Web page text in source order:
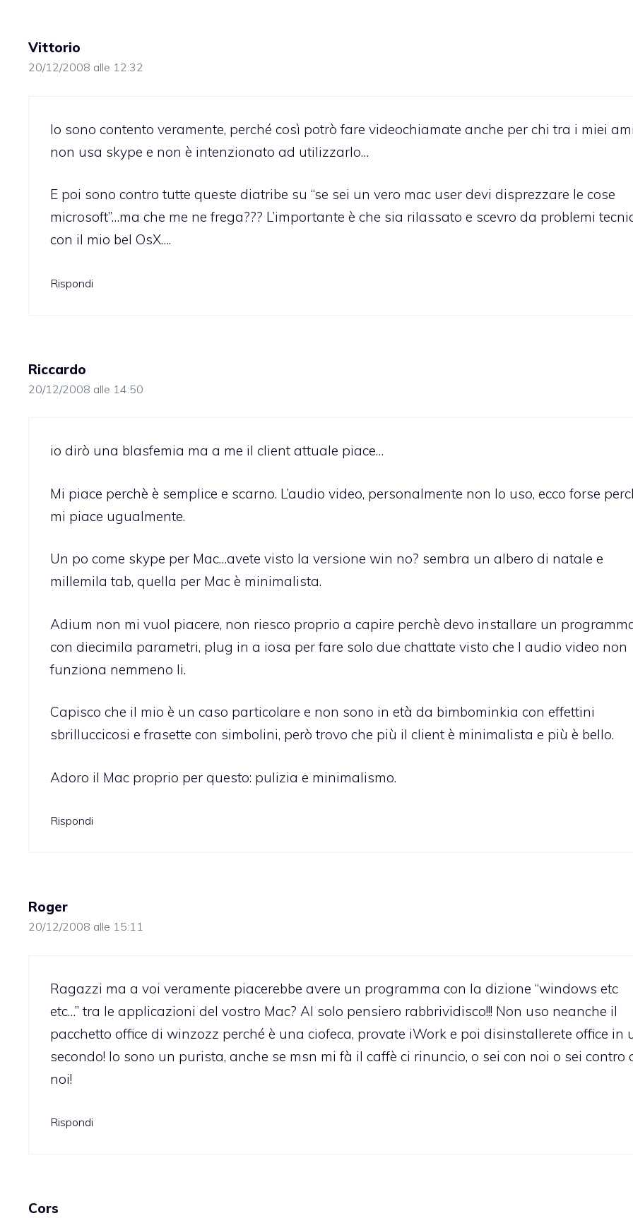
Vittorio
20/12/2008 alle 12:32
Io sono contento veramente, perché così potrò fare videochiamate anche per chi tra i miei
non usa skype e non è intenzionato ad utilizzarlo…
E poi sono contro tutte queste diatribe su “se sei un vero mac user devi disprezzare le cose
microsoft”…ma che me ne frega??? L’importante è che sia rilassato e scevro da problemi
con il mio bel OsX….
Rispondi
Riccardo
20/12/2008 alle 14:50
io dirò una blasfemia ma a me il client attuale piace…
Mi piace perchè è semplice e scarno. L’audio video, personalmente non lo uso, ecco forse
mi piace ugualmente.
Un po come skype per Mac…avete visto la versione win no? sembra un albero di natale e
millemila tab, quella per Mac è minimalista.
Adium non mi vuol piacere, non riesco proprio a capire perchè devo installare un
con diecimila parametri, plug in a iosa per fare solo due chattate visto che l audio video non
funziona nemmeno li.
Capisco che il mio è un caso particolare e non sono in età da bimbominkia con effettini
sbrilluccicosi e frasette con simbolini, però trovo che più il client è minimalista e più è bello.
Adoro il Mac proprio per questo: pulizia e minimalismo.
Rispondi
Roger
20/12/2008 alle 15:11
Ragazzi ma a voi veramente piacerebbe avere un programma con la dizione “windows etc
etc…” tra le applicazioni del vostro Mac? Al solo pensiero rabbrividisco!!! Non uso neanche il
pacchetto office di winzozz perché è una ciofeca, provate iWork e poi disinstallerete office in
secondo! Io sono un purista, anche se msn mi fà il caffè ci rinuncio, o sei con noi o sei contro
noi!
Rispondi
Cors